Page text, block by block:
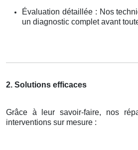
Évaluation détaillée : Nos
un diagnostic complet avant
2. Solutions efficaces
Grâce à leur savoir-faire, nos
interventions sur mesure :